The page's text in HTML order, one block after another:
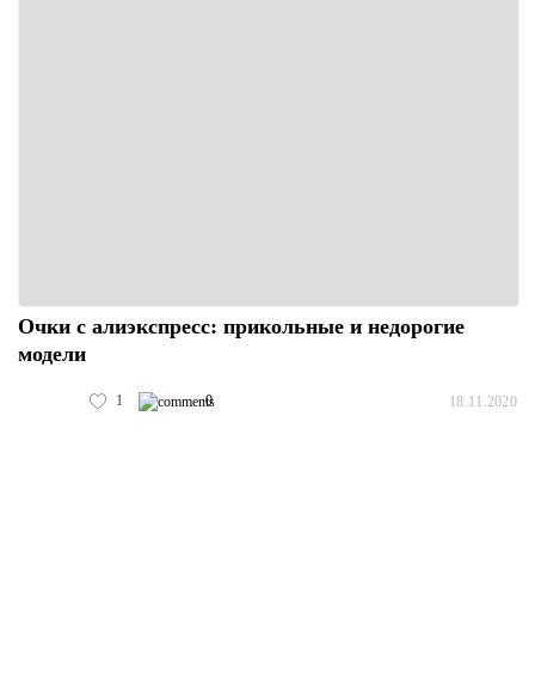
Очки с алиэкспресс: прикольные и недорогие
модели
1 0 18.11.2020